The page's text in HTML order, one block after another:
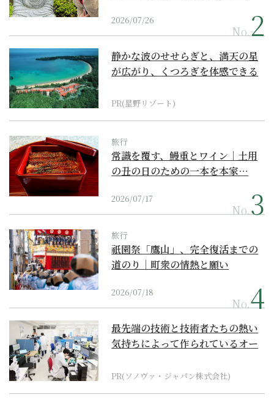
2026/07/26
No.
静かな波のせせらぎと、満天の星
が広がり、くつろぎを体感できる
PR(星野リゾート)
旅行
常識を覆す、鰻重とワイン｜土用
の丑の日のための一本を本家…
2026/07/17
No.
旅行
祇園祭「鷹山」、完全復活までの
道のり｜町衆の情熱と願い
2026/07/18
No.
最先端の技術と技術者たちの熱い
気持ちによって作られているオー
PR(ソノヴァ・ジャパン株式会社)